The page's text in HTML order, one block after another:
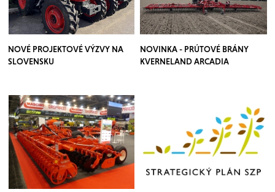
NOVÉ PROJEKTOVÉ VÝZVY NA
SLOVENSKU
NOVINKA - PRÚTOVÉ BRÁNY
KVERNELAND ARCADIA